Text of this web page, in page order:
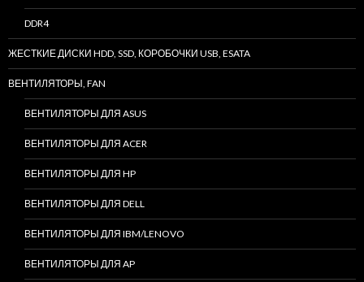
DDR4
ЖЕСТКИЕ ДИСКИ HDD, SSD, КОРОБОЧКИ USB, ESATA
ВЕНТИЛЯТОРЫ, FAN
ВЕНТИЛЯТОРЫ ДЛЯ ASUS
ВЕНТИЛЯТОРЫ ДЛЯ ACER
ВЕНТИЛЯТОРЫ ДЛЯ HP
ВЕНТИЛЯТОРЫ ДЛЯ DELL
ВЕНТИЛЯТОРЫ ДЛЯ IBM/LENOVO
ВЕНТИЛЯТОРЫ ДЛЯ AP